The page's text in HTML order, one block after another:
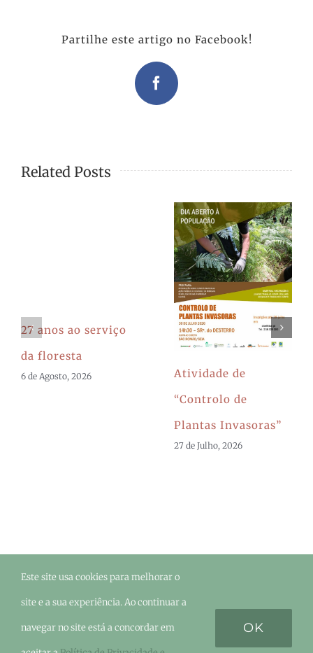
Partilhe este artigo no Facebook!
Facebook
Related Posts
27 anos ao serviço
da floresta
6 de Agosto, 2026
Atividade de
“Controlo de
Plantas Invasoras”
27 de Julho, 2026
Este site usa cookies para melhorar o
site e a sua experiência. Ao continuar a
navegar no site está a concordar em OK